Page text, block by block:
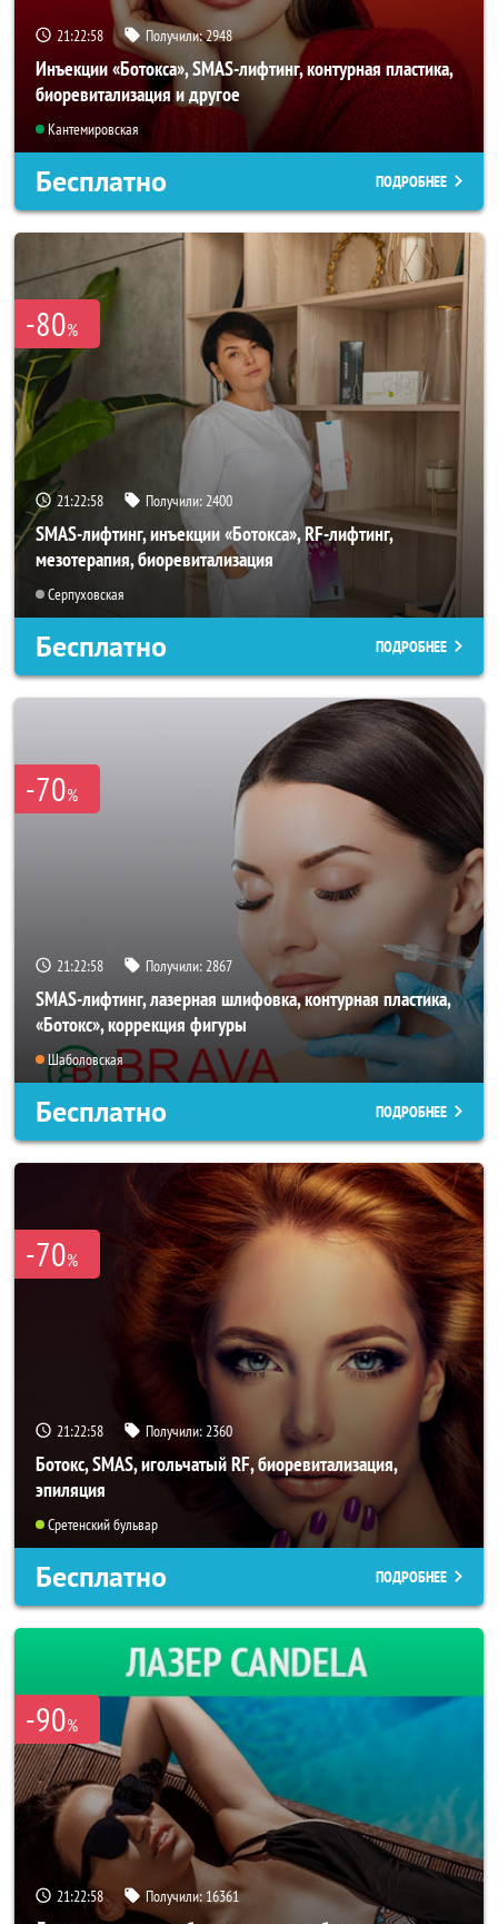
21:22:56 Получили:2948
Инъекции «Ботокса», SMAS-лифтинг, контурная пластика,
биоревитализация и другое
Кантемировская
Бесплатно ПОДРОБНЕЕ
-80%
21:22:56 Получили: 2400
SMAS-лифтинг, инъекции «Ботокса», RF-лифтинг,
мезотерапия, биоревитализация
Серпуховская
Бесплатно ПОДРОБНЕЕ
-70%
21:22:56 Получили: 2867
SMAS-лифтинг, лазерная шлифовка, контурная пластика,
«Ботокс», коррекция фигуры
Шаболовская
Бесплатно ПОДРОБНЕЕ
-70%
21:22:56 Получили: 2360
Ботокс, SMAS, игольчатый RF, биоревитализация,
эпиляция
Сретенский бульвар
Бесплатно ПОДРОБНЕЕ
-90%
21:22:56 Получили: 16361